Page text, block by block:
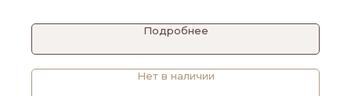
Подробнее
Нет в наличии